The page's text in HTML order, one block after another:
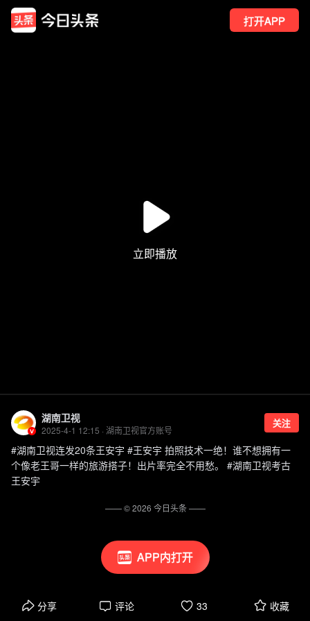
打开APP
APP内打开
湖南卫视
2025-4-1 12:15 · 湖南卫视官方账号
关注
#湖南卫视连发20条王安宇 #王安宇 拍照技术一绝！谁不想拥有一
个像老王哥一样的旅游搭子！出片率完全不用愁。 #湖南卫视考古
王安宇
分享 评论 33 收藏
—— ©2026 今日头条——